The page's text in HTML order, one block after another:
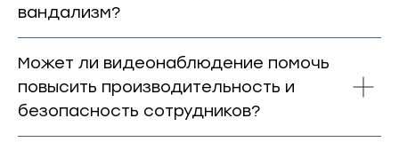
вандализм?
Может ли видеонаблюдение помочь
повысить производительность и
безопасность сотрудников?